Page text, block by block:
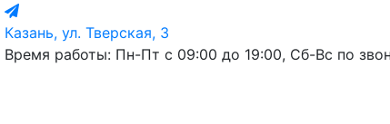
Казань, ул. Тверская, 3
Время работы: Пн-Пт с 09:00 до 19:00, Сб-Вс по